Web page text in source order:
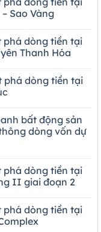
Sao Vàng
phá dòng tiền tại
Thanh Hóa
phá dòng tiền tại
bất động sản
dòng vốn dự
phá dòng tiền tại
II giai đoạn 2
phá dòng tiền tại